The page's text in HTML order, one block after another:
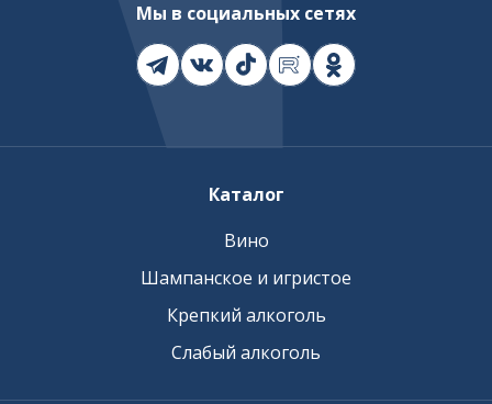
Мы в социальных сетях
Каталог
Вино
Шампанское и игристое
Крепкий алкоголь
Слабый алкоголь